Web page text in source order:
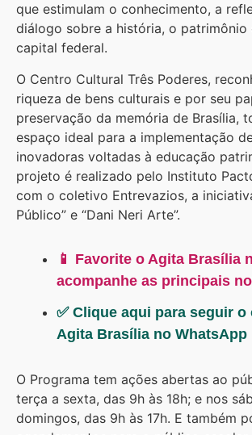
que estimulam o conhecimento, a
diálogo sobre a história, o patrimônio
capital federal.
O Centro Cultural Três Poderes,
riqueza de bens culturais e por seu
preservação da memória de Brasília,
espaço ideal para a implementação
inovadoras voltadas à educação
projeto é realizado pelo Instituto
com o coletivo Entrevazios, a
Público” e “Dani Neri Arte”.
📱 Favorite o Agita Brasília
acompanhe as principais
✅ Clique aqui para seguir o
Agita Brasília no WhatsApp
O Programa tem ações abertas ao
terça a sexta, das 9h às 18h; e nos
domingos, das 9h às 17h. E também